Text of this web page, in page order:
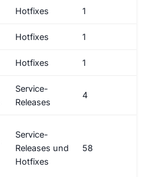
Hotfixes 1
Hotfixes 1
Hotfixes 1
Service-
Releases
4
Service-
Releases und
Hotfixes
58